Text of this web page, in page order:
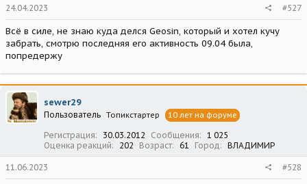
24.04.2023 #527
Всё в силе, не знаю куда делся Geosin, который и хотел кучу
забрать, смотрю последняя его активность 09.04 была,
попредержу
sewer29
Пользователь Топикстартер 10 лет на форуме
Регистрация 30.03.2012 Сообщения
1 025
Оценка реакций
202 Возраст 61 Город ВЛАДИМИР
11.06.2023 #528